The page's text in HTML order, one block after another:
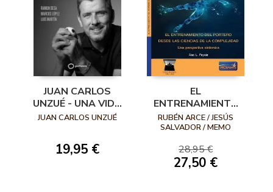
JUAN CARLOS
UNZUÉ - UNA VIDA
PLENA
JUAN CARLOS UNZUÉ
19,95 €
EL
ENTRENAMIENTO
DEL PORTERO
DESDE LAS
COMPLEJIDAD. UNA
PERSPECTIVA
RUBÉN ARCE / JESÚS
SALVADOR / MEMO
SANZ / BORJA ÁLVAREZ /
ANDRÉS CORONADO /
VICENT BENLLOCH /
28,95 €
27,50 €